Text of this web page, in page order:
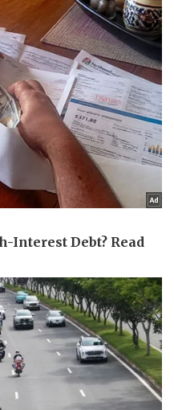
Ô tô - Xe máy
Ô tô
Xe máy
Tư vấn